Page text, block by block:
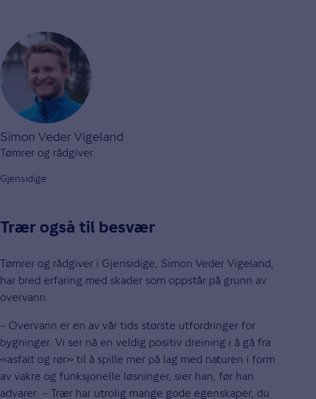
Simon Veder Vigeland
Tømrer og rådgiver
Gjensidige
Trær også til besvær
Tømrer og rådgiver i Gjensidige, Simon Veder Vigeland,
har bred erfaring med skader som oppstår på grunn av
overvann.
– Overvann er en av vår tids største utfordringer for
bygninger. Vi ser nå en veldig positiv dreining i å gå fra
«asfalt og rør» til å spille mer på lag med naturen i form
av vakre og funksjonelle løsninger, sier han, før han
advarer: – Trær har utrolig mange gode egenskaper, du